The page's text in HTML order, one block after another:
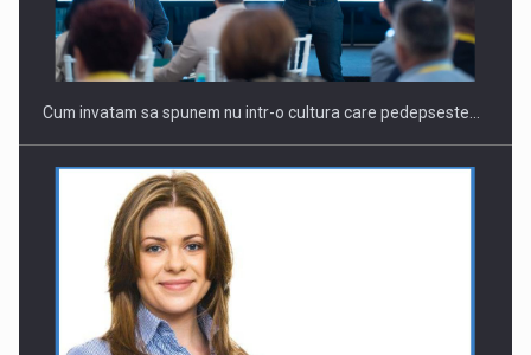
Investitii Digitalizare
Cum invatam sa spunem nu intr-o cultura care pedepseste…